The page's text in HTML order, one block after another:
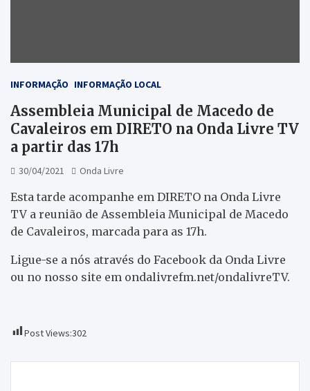
INFORMAÇÃO INFORMAÇÃO LOCAL
Assembleia Municipal de Macedo de
Cavaleiros em DIRETO na Onda Livre TV
a partir das 17h
30/04/2021 Onda Livre
Esta tarde acompanhe em DIRETO na Onda Livre
TV a reunião de Assembleia Municipal de Macedo
de Cavaleiros, marcada para as 17h.
Ligue-se a nós através do Facebook da Onda Livre
ou no nosso site em ondalivrefm.net/ondalivreTV.
Post Views:302